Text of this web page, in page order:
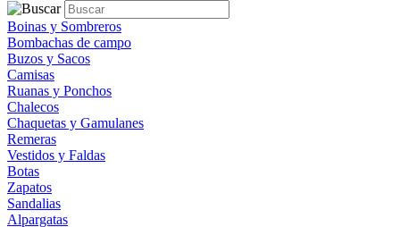
Boinas y Sombreros
Bombachas de campo
Buzos y Sacos
Camisas
Ruanas y Ponchos
Chalecos
Chaquetas y Gamulanes
Remeras
Vestidos y Faldas
Botas
Zapatos
Sandalias
Alpargatas